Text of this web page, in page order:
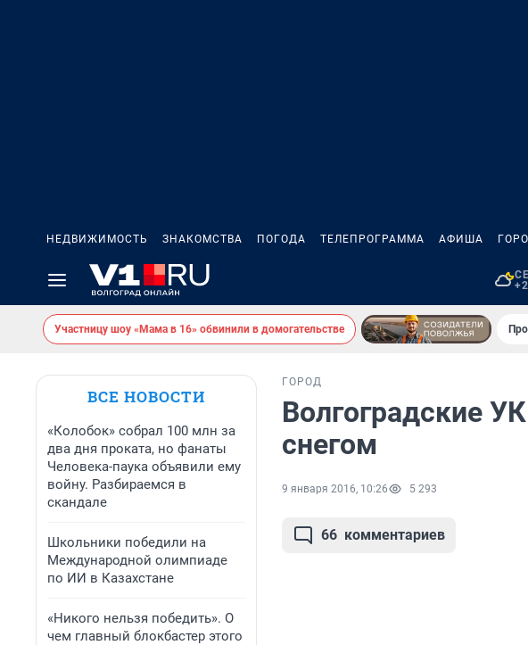
НЕДВИЖИМОСТЬ ЗНАКОМСТВА ПОГОДА ТЕЛЕПРОГРАММА АФИША
Участницу шоу «Мама в 16» обвинили в домогательстве
ВСЕ НОВОСТИ
«Колобок» собрал 100 млн за
два дня проката, но фанаты
Человека-паука объявили ему
войну. Разбираемся в
скандале
Школьники победили на
Международной олимпиаде
по ИИ в Казахстане
«Никого нельзя победить». О
чем главный блокбастер этого
ГОРОД
Волгоградские
снегом
9 января 2016, 10:26 5 293
66 комментариев